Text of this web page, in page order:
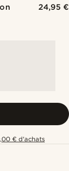
24,95 €
€ d'achats